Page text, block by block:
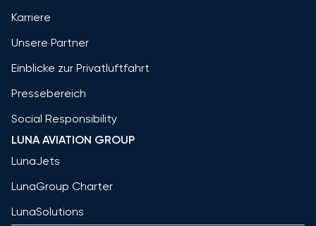
Karriere
Unsere Partner
Einblicke zur Privatluftfahrt
Pressebereich
Social Responsibility
LUNA AVIATION GROUP
LunaJets
LunaGroup Charter
LunaSolutions